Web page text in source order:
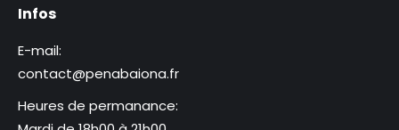
Infos
E-mail:
contact@penabaiona.fr
Heures de permanance: